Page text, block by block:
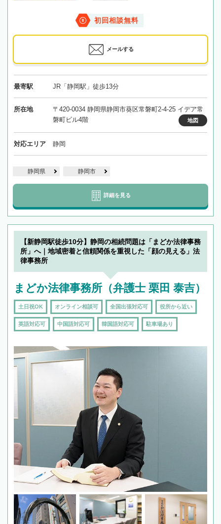
初回相談無料
メールする
最寄駅 JR「静岡駅」徒歩13分
所在地
〒420-0034 静岡県静岡市葵区常磐町2-4-25 イデア常
磐町ビル4階
地図
対応エリア 静岡
静岡県 静岡市
詳細を見る
【新静岡駅徒歩10分】静岡の相続問題は「まどか法律事務
所」へ｜地域密着と信頼関係を重視した「顔の見える」法
律事務所
まどか法律事務所（弁護士 栗田 泰吉）
土日祝OK オンライン相談可 全国出張対応可 役所から近い
英語対応可 中国語対応可 韓国語対応可 駐車場あり